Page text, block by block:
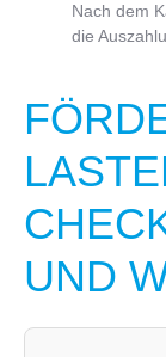
Nach dem
die
UND